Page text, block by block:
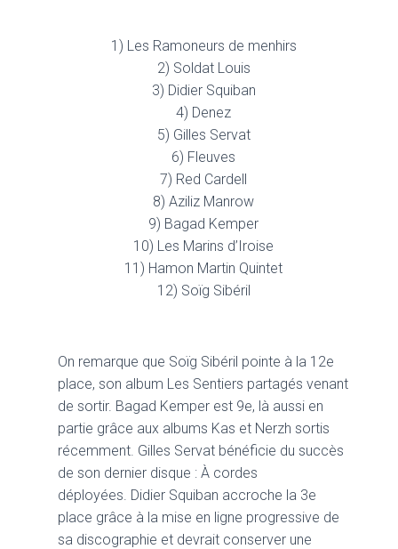
1) Les Ramoneurs de menhirs
2) Soldat Louis
3) Didier Squiban
4) Denez
5) Gilles Servat
6) Fleuves
7) Red Cardell
8) Aziliz Manrow
9) Bagad Kemper
10) Les Marins d’Iroise
11) Hamon Martin Quintet
12) Soïg Sibéril
On remarque que Soïg Sibéril pointe à la 12e
place, son album Les Sentiers partagés venant
de sortir. Bagad Kemper est 9e, là aussi en
partie grâce aux albums Kas et Nerzh sortis
récemment. Gilles Servat bénéficie du succès
de son dernier disque : À cordes
déployées. Didier Squiban accroche la 3e
place grâce à la mise en ligne progressive de
sa discographie et devrait conserver une